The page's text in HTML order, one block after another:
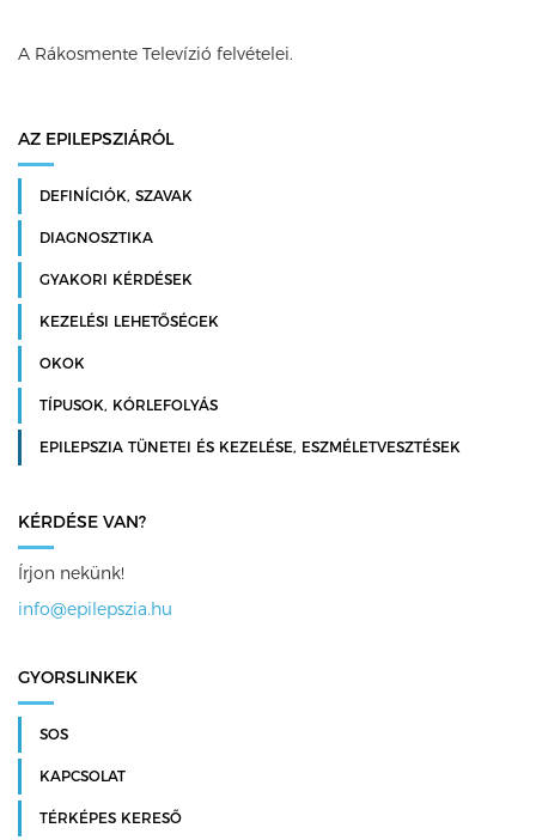
A Rákosmente Televízió felvételei.
AZ EPILEPSZIÁRÓL
DEFINÍCIÓK, SZAVAK
DIAGNOSZTIKA
GYAKORI KÉRDÉSEK
KEZELÉSI LEHETŐSÉGEK
OKOK
TÍPUSOK, KÓRLEFOLYÁS
EPILEPSZIA TÜNETEI ÉS KEZELÉSE, ESZMÉLETVESZTÉSEK
KÉRDÉSE VAN?
Írjon nekünk!
info@epilepszia.hu
GYORSLINKEK
SOS
KAPCSOLAT
TÉRKÉPES KERESŐ